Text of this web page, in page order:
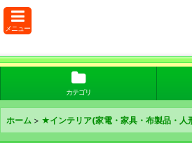
メニュー
カテゴリ
ホーム > ★インテリア(家電・家具・布製品・人